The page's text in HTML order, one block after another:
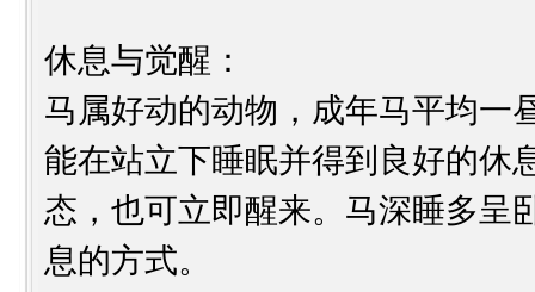
休息与觉醒：
马属好动的动物，成年马平均一
能在站立下睡眠并得到良好的休
态，也可立即醒来。马深睡多呈
息的方式。